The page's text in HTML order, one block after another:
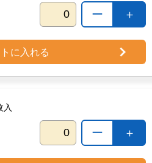
＋
ー
に入れる
入
＋
ー